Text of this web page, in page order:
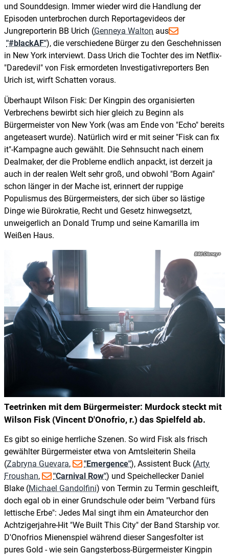
und Sounddesign. Immer wieder wird die Handlung der
Episoden unterbrochen durch Reportagevideos der
Jungreporterin BB Urich (Genneya Walton aus
"#blackAF"), die verschiedene Bürger zu den Geschehnissen
in New York interviewt. Dass Urich die Tochter des im Netflix-
"Daredevil" von Fisk ermordeten Investigativreporters Ben
Urich ist, wirft Schatten voraus.
Überhaupt Wilson Fisk: Der Kingpin des organisierten
Verbrechens bewirbt sich hier gleich zu Beginn als
Bürgermeister von New York (was am Ende von "Echo" bereits
angeteasert wurde). Natürlich wird er mit seiner "Fisk can fix
it"-Kampagne auch gewählt. Die Sehnsucht nach einem
Dealmaker, der die Probleme endlich anpackt, ist derzeit ja
auch in der realen Welt sehr groß, und obwohl "Born Again"
schon länger in der Mache ist, erinnert der ruppige
Populismus des Bürgermeisters, der sich über so lästige
Dinge wie Bürokratie, Recht und Gesetz hinwegsetzt,
unweigerlich an Donald Trump und seine Kamarilla im
Weißen Haus.
Teetrinken mit dem Bürgermeister: Murdock steckt mit
Wilson Fisk (Vincent D'Onofrio, r.) das Spielfeld ab.
Disney+
Es gibt so einige herrliche Szenen. So wird Fisk als frisch
gewählter Bürgermeister etwa von Amtsleiterin Sheila
(Zabryna Guevara, "Emergence"), Assistent Buck (Arty
Froushan, "Carnival Row") und Speichellecker Daniel
Blake (Michael Gandolfini) von Termin zu Termin geschleift,
doch egal ob in einer Grundschule oder beim "Verband fürs
lettische Erbe": Jedes Mal singt ihm ein Amateurchor den
Achtzigerjahre-Hit "We Built This City" der Band Starship vor.
D'Onofrios Mienenspiel während dieser Sangesfolter ist
pures Gold - wie sein Gangsterboss-Bürgermeister Kingpin